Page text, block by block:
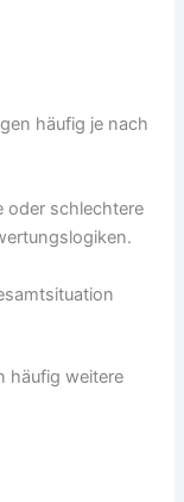
häufig je nach
oder schlechtere
häufig weitere